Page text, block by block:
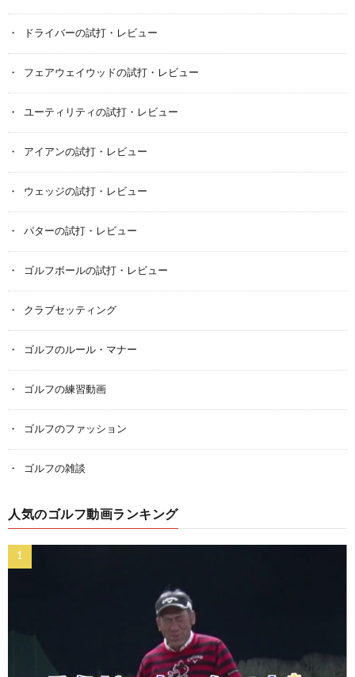
ドライバーの試打・レビュー
フェアウェイウッドの試打・レビュー
ユーティリティの試打・レビュー
アイアンの試打・レビュー
ウェッジの試打・レビュー
パターの試打・レビュー
ゴルフボールの試打・レビュー
クラブセッティング
ゴルフのルール・マナー
ゴルフの練習動画
ゴルフのファッション
ゴルフの雑談
人気のゴルフ動画ランキング